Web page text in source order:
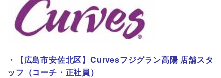
・
【広島市安佐北区】Curvesフジグラン高陽 店舗スタ
ッフ（コーチ・正社員）